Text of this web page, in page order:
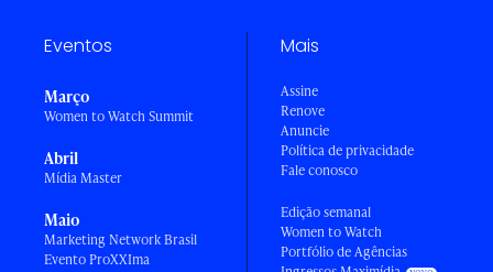
Eventos
Março
Women to Watch Summit
Abril
Mídia Master
Maio
Marketing Network Brasil
Evento ProXXIma
Mais
Assine
Renove
Anuncie
Política de privacidade
Fale conosco
Edição semanal
Women to Watch
Portfólio de Agências